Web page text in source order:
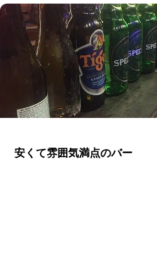
安くて雰囲気満点のバー